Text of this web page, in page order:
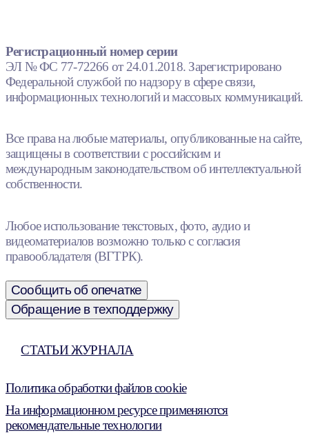
Регистрационный номер серии
ЭЛ № ФС 77-72266 от 24.01.2018. Зарегистрировано
Федеральной службой по надзору в сфере связи,
информационных технологий и массовых коммуникаций.
Все права на любые материалы, опубликованные на сайте,
защищены в соответствии с российским и
международным законодательством об интеллектуальной
собственности.
Любое использование текстовых, фото, аудио и
видеоматериалов возможно только с согласия
правообладателя (ВГТРК).
Сообщить об опечатке
Обращение в техподдержку
СТАТЬИ ЖУРНАЛА
Политика обработки файлов cookie
На информационном ресурсе применяются
рекомендательные технологии